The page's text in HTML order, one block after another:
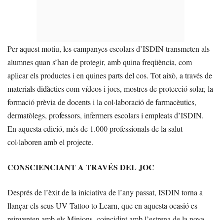
Per aquest motiu, les campanyes escolars d’ISDIN transmeten als
alumnes quan s’han de protegir, amb quina freqüència, com
aplicar els productes i en quines parts del cos. Tot això, a través de
materials didàctics com vídeos i jocs, mostres de protecció solar, la
formació prèvia de docents i la col·laboració de farmacèutics,
dermatòlegs, professors, infermers escolars i empleats d’ISDIN.
En aquesta edició, més de 1.000 professionals de la salut
col·laboren amb el projecte.
CONSCIENCIANT A TRAVÉS DEL JOC
Després de l’èxit de la iniciativa de l’any passat, ISDIN torna a
llançar els seus UV Tattoo to Learn, que en aquesta ocasió es